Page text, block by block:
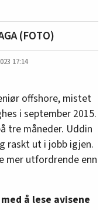
(FOTO)
17:14
offshore, mistet
i september 2015.
tre måneder. Uddin
raskt ut i jobb igjen.
mer utfordrende enn
å lese avisene